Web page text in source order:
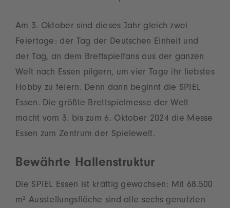
Am 3. Oktober sind dieses Jahr gleich zwei
Feiertage: der Tag der Deutschen Einheit und
der Tag, an dem Brettspielfans aus der ganzen
Welt nach Essen pilgern, um vier Tage ihr liebstes
Hobby zu feiern. Denn dann beginnt die SPIEL
Essen. Die größte Brettspielmesse der Welt
macht vom 3. bis zum 6. Oktober 2024 die Messe
Essen zum Zentrum der Spielewelt.
Bewährte Hallenstruktur
Die SPIEL Essen ist kräftig gewachsen: Mit 68.500
m² Ausstellungsfläche sind alle sechs genutzten